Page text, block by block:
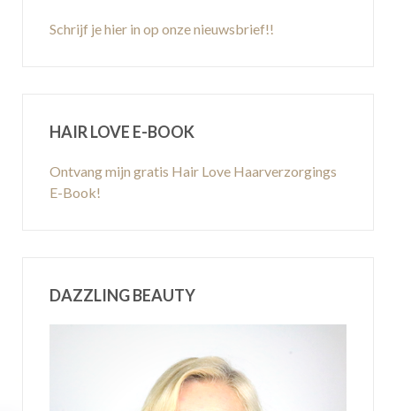
Schrijf je hier in op onze nieuwsbrief!!
HAIR LOVE E-BOOK
Ontvang mijn gratis Hair Love Haarverzorgings
E-Book!
DAZZLING BEAUTY